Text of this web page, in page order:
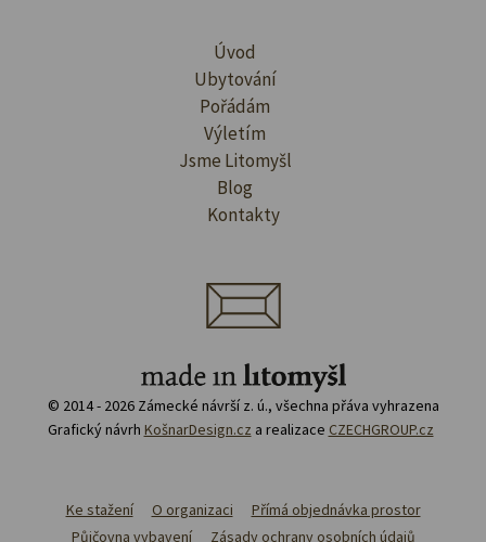
Úvod
Ubytování
Pořádám
Výletím
Jsme Litomyšl
Blog
Kontakty
© 2014 - 2026 Zámecké návrší z. ú., všechna přáva vyhrazena
Grafický návrh KošnarDesign.cz a realizace CZECHGROUP.cz
Ke stažení O organizaci
Přímá objednávka prostor
Půjčovna vybavení
Zásady ochrany osobních údajů